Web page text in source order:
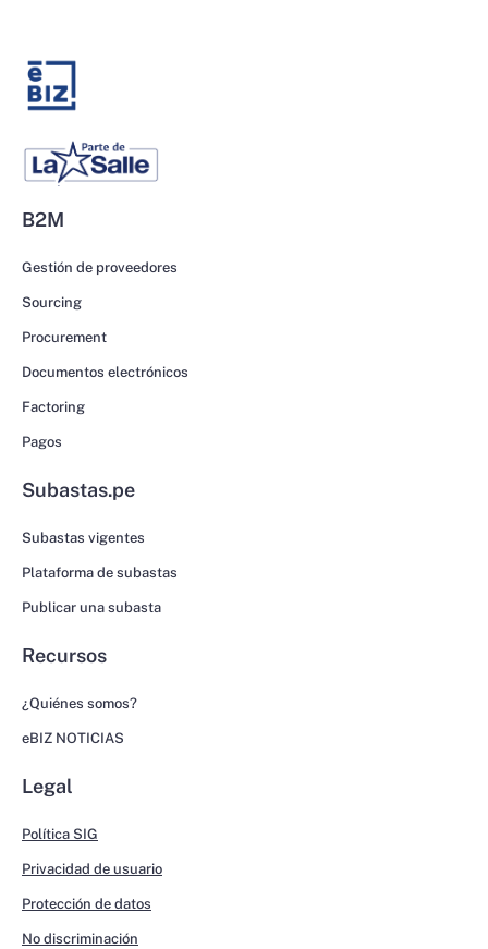
B2M
Gestión de proveedores
Sourcing
Procurement
Documentos electrónicos
Factoring
Pagos
Subastas.pe
Subastas vigentes
Plataforma de subastas
Publicar una subasta
Recursos
¿Quiénes somos?
eBIZ NOTICIAS
Legal
Política SIG
Privacidad de usuario
Protección de datos
No discriminación